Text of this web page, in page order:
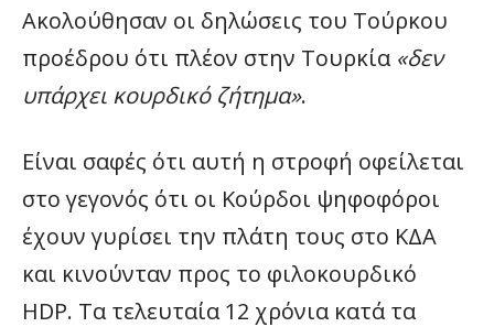
Ακολούθησαν οι δηλώσεις του Τούρκου
προέδρου ότι πλέον στην Τουρκία «δεν
υπάρχει κουρδικό ζήτημα».
Είναι σαφές ότι αυτή η στροφή οφείλεται
στο γεγονός ότι οι Κούρδοι ψηφοφόροι
έχουν γυρίσει την πλάτη τους στο ΚΔΑ
και κινούνταν προς το φιλοκουρδικό
HDP. Τα τελευταία 12 χρόνια κατά τα